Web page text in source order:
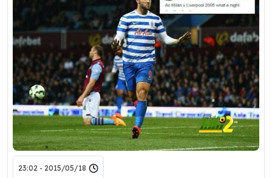
2015/05/18 - 23:02